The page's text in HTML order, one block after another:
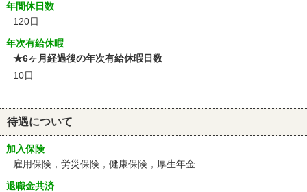
年間休日数
120日
年次有給休暇
★6ヶ月経過後の年次有給休暇日数
10日
待遇について
加入保険
雇用保険，労災保険，健康保険，厚生年金
退職金共済